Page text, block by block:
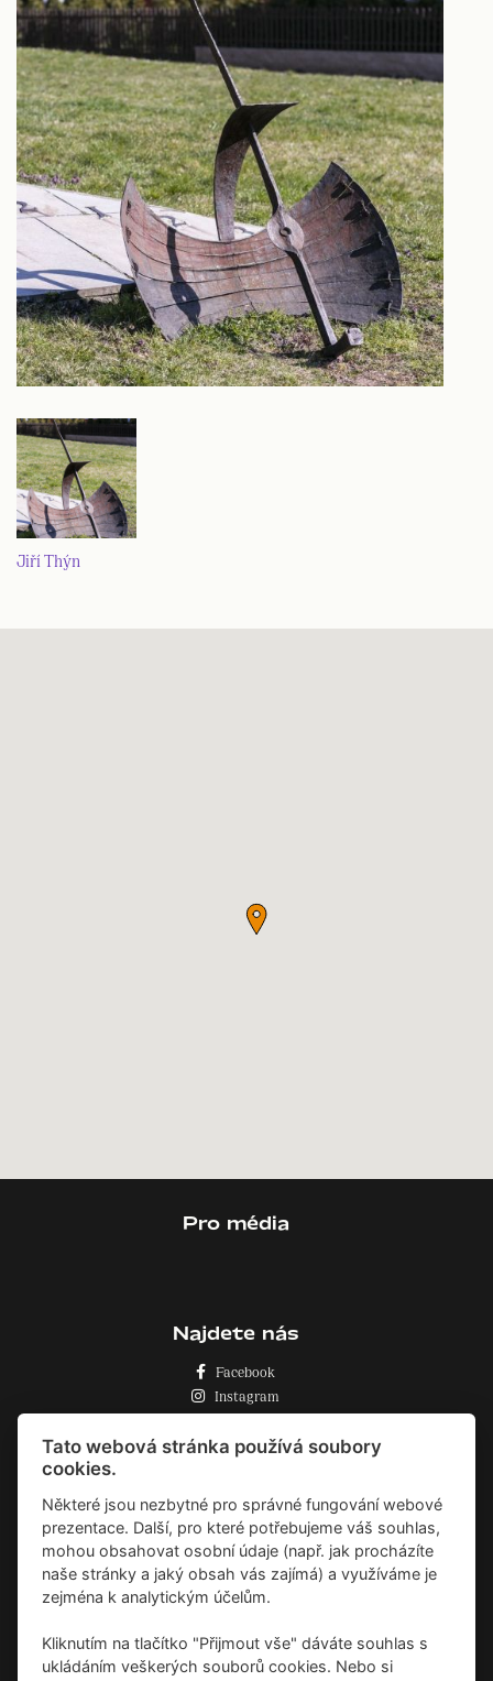
Jiří Thýn
Pro média
Najdete nás
Facebook
Instagram
Zásady o používání cookies
Tato webová stránka používá soubory
cookies.
Některé jsou nezbytné pro správné fungování webové
prezentace. Další, pro které potřebujeme váš souhlas,
mohou obsahovat osobní údaje (např. jak procházíte
naše stránky a jaký obsah vás zajímá) a využíváme je
zejména k analytickým účelům.
Kliknutím na tlačítko "Přijmout vše" dáváte souhlas s
ukládáním veškerých souborů cookies. Nebo si